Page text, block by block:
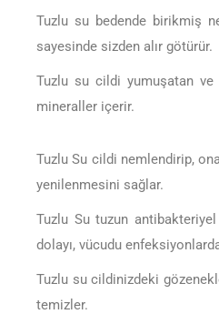
Tuzlu su bedende birikmiş
sayesinde sizden alır götürür.
Tuzlu su cildi yumuşatan ve
mineraller içerir.
Tuzlu Su cildi nemlendirip,
yenilenmesini sağlar.
Tuzlu Su tuzun
dolayı, vücudu
Tuzlu su cildinizdeki
temizler.